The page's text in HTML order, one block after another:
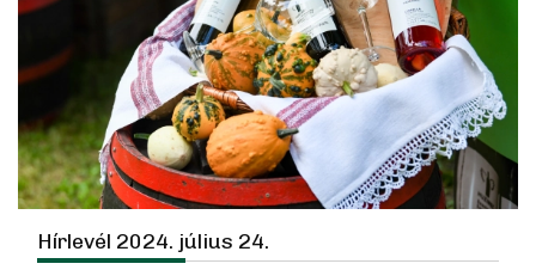
Hírlevél 2024. július 24.